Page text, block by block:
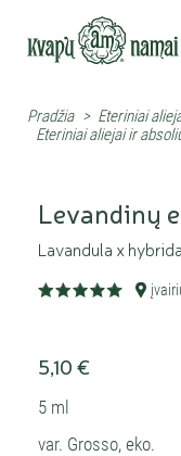
Pradžia > Eteriniai
Eteriniai aliejai ir
Levandinų
Lavandula x hybrida
5,10 €
5 ml
var. Grosso, eko.